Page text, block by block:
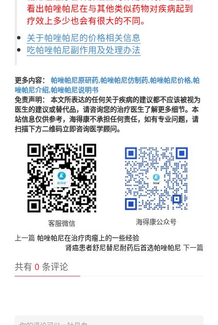
看出帕唑帕尼在与其他类似药物对疾病起到
疗效上多少也会有很大的不同。
关于帕唑帕尼的价格相关信息
吃帕唑帕尼副作用及处理办法
更多内容：
帕唑帕尼原研药,帕唑帕尼仿制药,帕唑帕尼价格,帕
唑帕尼介绍,帕唑帕尼说明书
免责声明： 本文所表达的任何关于疾病的建议都不应该被视为
医生的建议或替代品，请咨询您的治疗医生了解更多细节。本
站信息仅供参考，海得康不承担任何责任，如有专业问题，请
扫描下方二维码立即咨询医学顾问。
客服微信
海得康公众号
上一篇 帕唑帕尼在治疗肉瘤上的一些经验
肾癌患者舒尼替尼耐药后首选帕唑帕尼 下一篇
共有 0 条评论